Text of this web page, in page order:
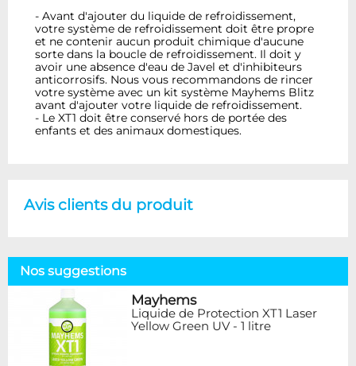
- Avant d'ajouter du liquide de refroidissement,
votre système de refroidissement doit être propre
et ne contenir aucun produit chimique d'aucune
sorte dans la boucle de refroidissement. Il doit y
avoir une absence d'eau de Javel et d'inhibiteurs
anticorrosifs. Nous vous recommandons de rincer
votre système avec un kit système Mayhems Blitz
avant d'ajouter votre liquide de refroidissement.
- Le XT1 doit être conservé hors de portée des
enfants et des animaux domestiques.
Avis clients du produit
Nos suggestions
Mayhems
Liquide de Protection XT1 Laser
Yellow Green UV - 1 litre